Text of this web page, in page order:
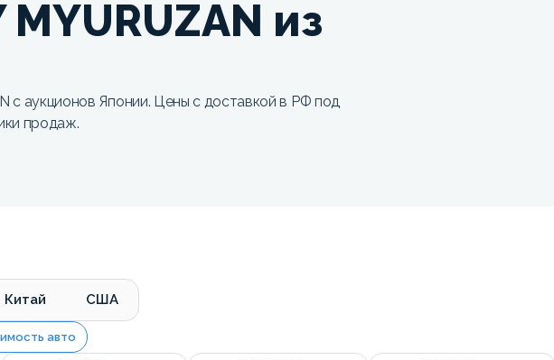
MYURUZAN из
с аукционов Японии. Цены с доставкой в РФ под
продаж.
Китай США
авто